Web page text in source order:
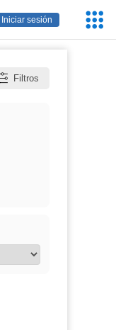
Iniciar sesión
Filtros